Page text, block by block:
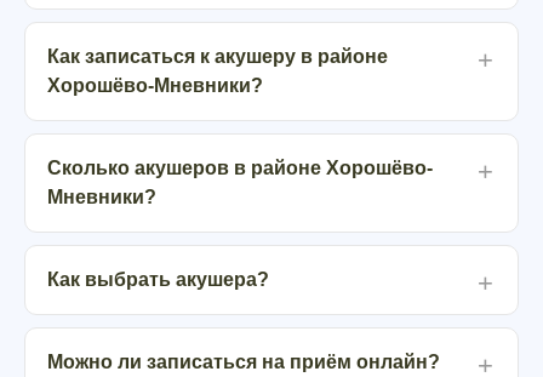
Как записаться к акушеру в районе
Хорошёво-Мневники?
Сколько акушеров в районе Хорошёво-
Мневники?
Как выбрать акушера?
Можно ли записаться на приём онлайн?